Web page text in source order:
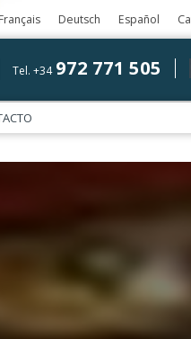
Français Deutsch Español
Tel. +34 972 771 505